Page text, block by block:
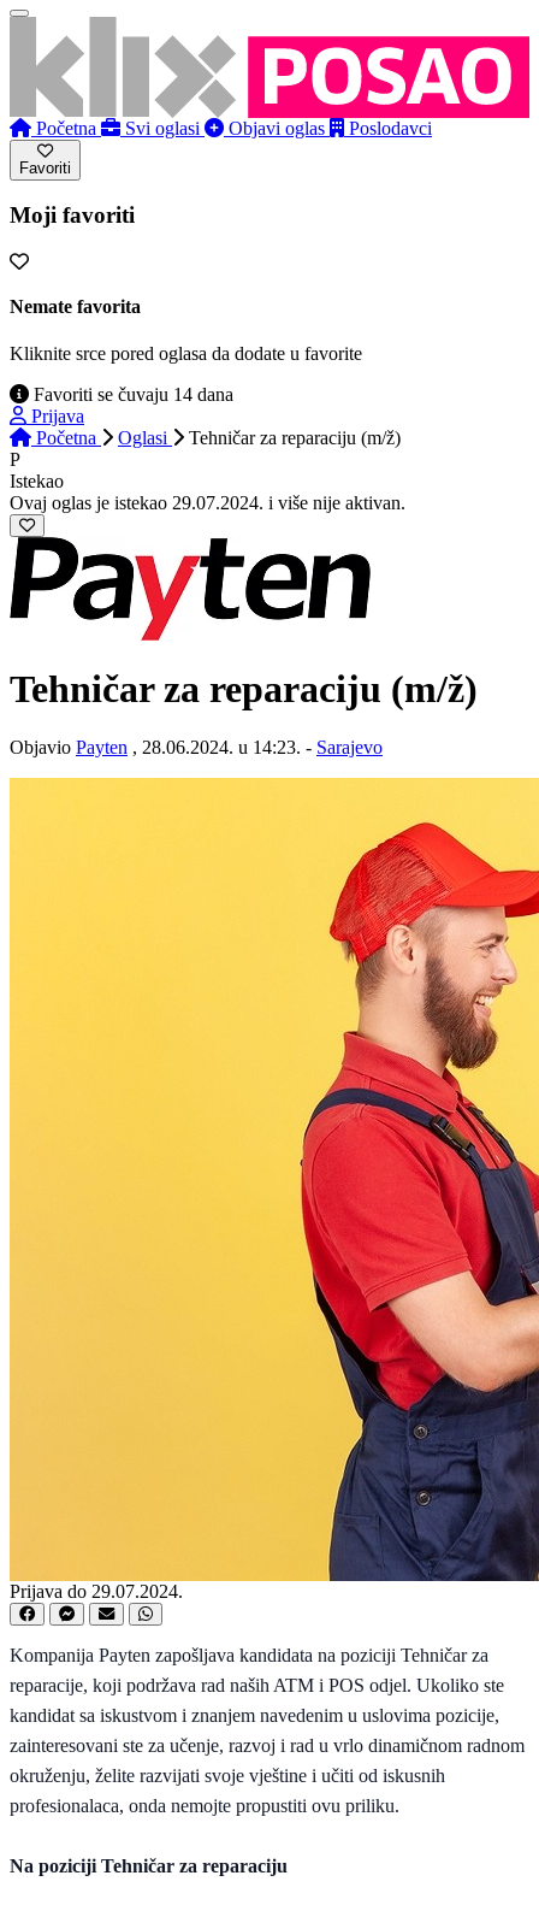
Početna Svi oglasi Objavi oglas Poslodavci
Favoriti
Moji favoriti
Nemate favorita
Kliknite srce pored oglasa da dodate u favorite
Favoriti se čuvaju 14 dana
Prijava
Početna
Oglasi
Tehničar za reparaciju (m/ž)
P
Istekao
Ovaj oglas je istekao 29.07.2024. i više nije aktivan.
Tehničar za reparaciju (m/ž)
Objavio Payten , 28.06.2024. u 14:23. - Sarajevo
Prijava do 29.07.2024.
Kompanija Payten zapošljava kandidata na poziciji Tehničar za
reparacije, koji podržava rad naših ATM i POS odjel. Ukoliko ste
kandidat sa iskustvom i znanjem navedenim u uslovima pozicije,
zainteresovani ste za učenje, razvoj i rad u vrlo dinamičnom radnom
okruženju, želite razvijati svoje vještine i učiti od iskusnih
profesionalaca, onda nemojte propustiti ovu priliku.
Na poziciji Tehničar za reparaciju